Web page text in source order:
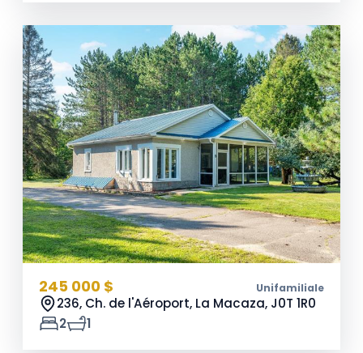
245 000 $ Unifamiliale
236, Ch. de l'Aéroport, La Macaza, J0T 1R0
2
1